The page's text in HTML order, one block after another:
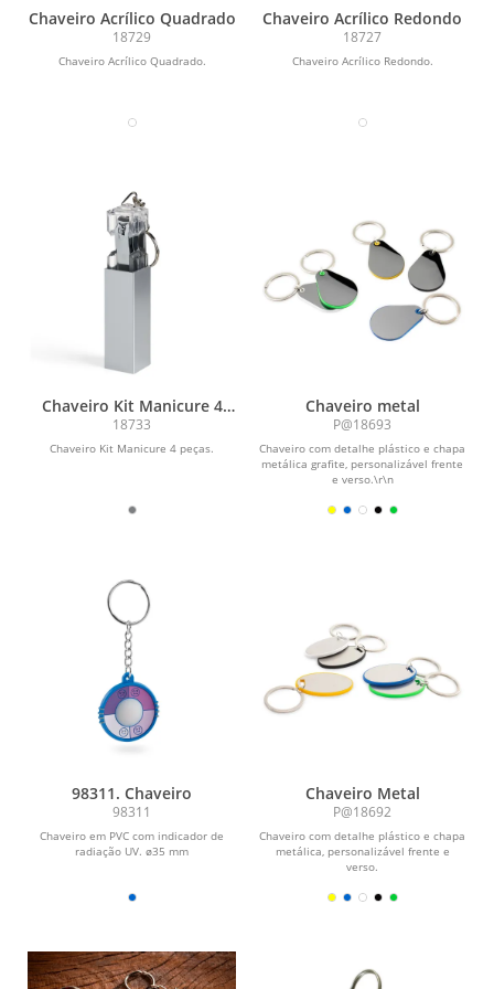
Chaveiro Acrílico Quadrado
18729
Chaveiro Acrílico Quadrado.
Chaveiro Acrílico Redondo
18727
Chaveiro Acrílico Redondo.
Chaveiro Kit Manicure 4
peças
18733
Chaveiro Kit Manicure 4 peças.
Chaveiro metal
P@18693
Chaveiro com detalhe plástico e chapa
metálica grafite, personalizável frente
e verso.\r\n
98311. Chaveiro
98311
Chaveiro em PVC com indicador de
radiação UV. ø35 mm
Chaveiro Metal
P@18692
Chaveiro com detalhe plástico e chapa
metálica, personalizável frente e
verso.